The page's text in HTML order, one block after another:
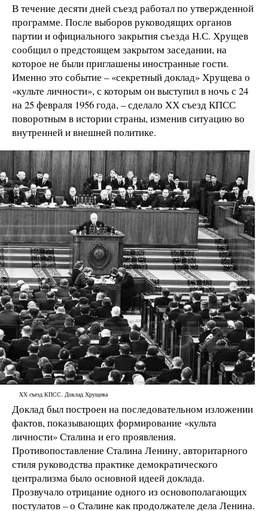
В течение десяти дней съезд работал по утвержденной
программе. После выборов руководящих органов
партии и официального закрытия съезда Н.С. Хрущев
сообщил о предстоящем закрытом заседании, на
которое не были приглашены иностранные гости.
Именно это событие – «секретный доклад» Хрущева о
«культе личности», с которым он выступил в ночь с 24
на 25 февраля 1956 года, – сделало ХХ съезд КПСС
поворотным в истории страны, изменив ситуацию во
внутренней и внешней политике.
XX съезд КПСС. Доклад Хрущева
Доклад был построен на последовательном изложении
фактов, показывающих формирование «культа
личности» Сталина и его проявления.
Противопоставление Сталина Ленину, авторитарного
стиля руководства практике демократического
централизма было основной идеей доклада.
Прозвучало отрицание одного из основополагающих
постулатов – о Сталине как продолжателе дела Ленина.